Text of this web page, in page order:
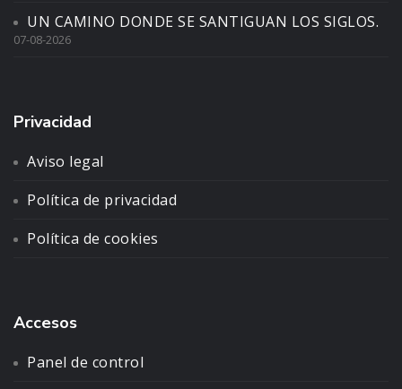
UN CAMINO DONDE SE SANTIGUAN LOS SIGLOS.
07-08-2026
Privacidad
Aviso legal
Política de privacidad
Política de cookies
Accesos
Panel de control